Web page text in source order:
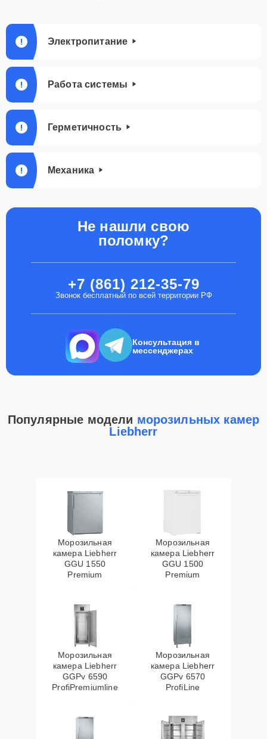
Электропитание
Работа системы
Герметичность
Механика
Не нашли свою
поломку?
+7 (861) 212-35-79
Звонок бесплатный по всей территории РФ
Консультация в
мессенджерах
Популярные модели морозильных камер
Liebherr
Морозильная
камера Liebherr
GGU 1550
Premium
Морозильная
камера Liebherr
GGU 1500
Premium
Морозильная
камера Liebherr
GGPv 6590
ProfiPremiumline
Морозильная
камера Liebherr
GGPv 6570
ProfiLine